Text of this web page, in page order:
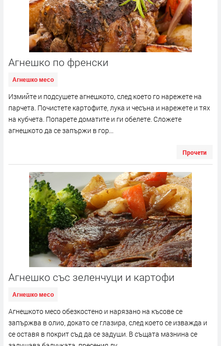
Агнешко по френски
Агнешко месо
Измийте и подсушете агнешкото, след което го нарежете на
парчета. Почистете карто­фите, лука и чесъна и нарежете и тях
на кубчета. Попарете доматите и ги обелете. Сложете
агнешкото да се запържи в гор...
Прочети
Агнешко със зеленчуци и картофи
Агнешко месо
Агнешкото месо обезкостено и нарязано на късове се
запържва в олио, докато се глазира, след което се изважда и
се оставя в покрит съд да се задуши. В същата мазнина се